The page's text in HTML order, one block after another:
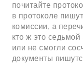
почитайте
в протоколе
комиссии, а
кто ж это
или не смогли
документы